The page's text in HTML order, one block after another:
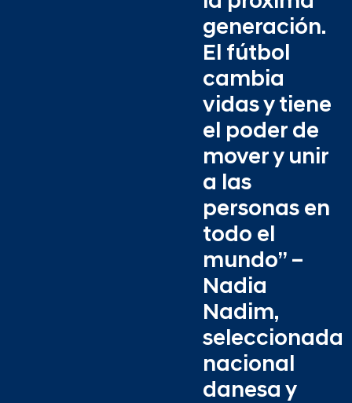
generación.
El fútbol
cambia
vidas y tiene
el poder de
mover y unir
a las
personas en
todo el
mundo” –
Nadia
Nadim,
seleccionada
nacional
danesa y